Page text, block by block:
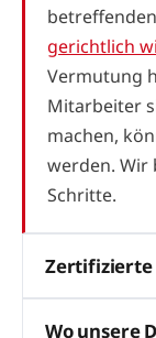
gerichtlich
Vermutung
Mitarbeiter
machen,
werden. Wir
Schritte.
Zertifizierte
Wo unsere